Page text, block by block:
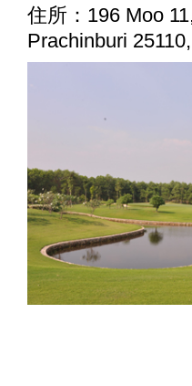
住所：196 Moo
Prachinburi